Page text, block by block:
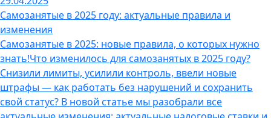
Самозанятые в 2025 году: актуальные правила и
изменения
Самозанятые в 2025: новые правила, о которых нужно
знать!Что изменилось для самозанятых в 2025 году?
Снизили лимиты, усилили контроль, ввели новые
штрафы — как работать без нарушений и сохранить
свой статус? В новой статье мы разобрали все